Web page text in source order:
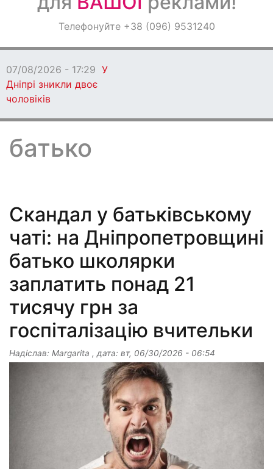
ОголошенняТелефонуйте +38 (096) 9531240
07/08/2026 - 17:22
Під Дніпром
побили та пограбували чоловіка
батько
Скандал у батьківському
чаті: на Дніпропетровщині
батько школярки
заплатить понад 21
тисячу грн за
госпіталізацію вчительки
Надіслав: Margarita , дата: вт, 06/30/2026 - 06:54